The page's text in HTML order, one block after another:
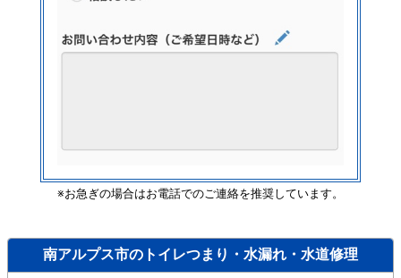
※お急ぎの場合はお電話でのご連絡を推奨しています。
南アルプス市のトイレつまり・水漏れ・水道修理